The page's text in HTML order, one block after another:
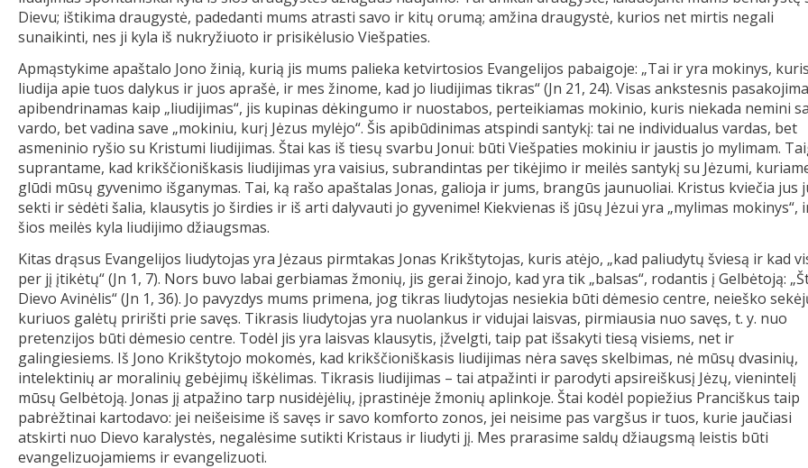
Dievu; ištikima draugystė, padedanti mums atrasti savo ir kitų orumą; amžina draugystė, kurios net mirtis negali
sunaikinti, nes ji kyla iš nukryžiuoto ir prisikėlusio Viešpaties.
Apmąstykime apaštalo Jono žinią, kurią jis mums palieka ketvirtosios Evangelijos pabaigoje: „Tai ir yra mokinys, kuris
liudija apie tuos dalykus ir juos aprašė, ir mes žinome, kad jo liudijimas tikras“ (Jn 21, 24). Visas ankstesnis
apibendrinamas kaip „liudijimas“, jis kupinas dėkingumo ir nuostabos, perteikiamas mokinio, kuris niekada nemini
vardo, bet vadina save „mokiniu, kurį Jėzus mylėjo“. Šis apibūdinimas atspindi santykį: tai ne individualus vardas, bet
asmeninio ryšio su Kristumi liudijimas. Štai kas iš tiesų svarbu Jonui: būti Viešpaties mokiniu ir jaustis jo mylimam.
suprantame, kad krikščioniškasis liudijimas yra vaisius, subrandintas per tikėjimo ir meilės santykį su Jėzumi,
glūdi mūsų gyvenimo išganymas. Tai, ką rašo apaštalas Jonas, galioja ir jums, brangūs jaunuoliai. Kristus kviečia jus
sekti ir sėdėti šalia, klausytis jo širdies ir iš arti dalyvauti jo gyvenime! Kiekvienas iš jūsų Jėzui yra „mylimas mokinys“,
šios meilės kyla liudijimo džiaugsmas.
Kitas drąsus Evangelijos liudytojas yra Jėzaus pirmtakas Jonas Krikštytojas, kuris atėjo, „kad paliudytų šviesą ir kad
per jį įtikėtų“ (Jn 1, 7). Nors buvo labai gerbiamas žmonių, jis gerai žinojo, kad yra tik „balsas“, rodantis į Gelbėtoją:
Dievo Avinėlis“ (Jn 1, 36). Jo pavyzdys mums primena, jog tikras liudytojas nesiekia būti dėmesio centre, neieško
kuriuos galėtų pririšti prie savęs. Tikrasis liudytojas yra nuolankus ir vidujai laisvas, pirmiausia nuo savęs, t. y. nuo
pretenzijos būti dėmesio centre. Todėl jis yra laisvas klausytis, įžvelgti, taip pat išsakyti tiesą visiems, net ir
galingiesiems. Iš Jono Krikštytojo mokomės, kad krikščioniškasis liudijimas nėra savęs skelbimas, nė mūsų dvasinių,
intelektinių ar moralinių gebėjimų iškėlimas. Tikrasis liudijimas – tai atpažinti ir parodyti apsireiškusį Jėzų, vienintelį
mūsų Gelbėtoją. Jonas jį atpažino tarp nusidėjėlių, įprastinėje žmonių aplinkoje. Štai kodėl popiežius Pranciškus taip
pabrėžtinai kartodavo: jei neišeisime iš savęs ir savo komforto zonos, jei neisime pas vargšus ir tuos, kurie jaučiasi
atskirti nuo Dievo karalystės, negalėsime sutikti Kristaus ir liudyti jį. Mes prarasime saldų džiaugsmą leistis būti
evangelizuojamiems ir evangelizuoti.